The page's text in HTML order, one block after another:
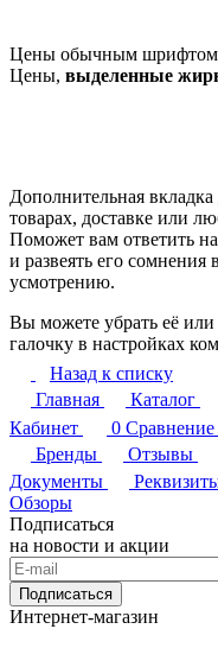
Цены обычным
Цены, выделенные
Дополнительная
товарах, доставке или
Поможет вам ответить
и развеять его
усмотрению.
Вы можете убрать её
галочку в настройках
Назад к списку
Главная
Каталог
Кабинет
0 Сравнение
Бренды
Отзывы
Документы
Обзоры
Подписаться
на новости и акции
Подписаться
Интернет-магазин